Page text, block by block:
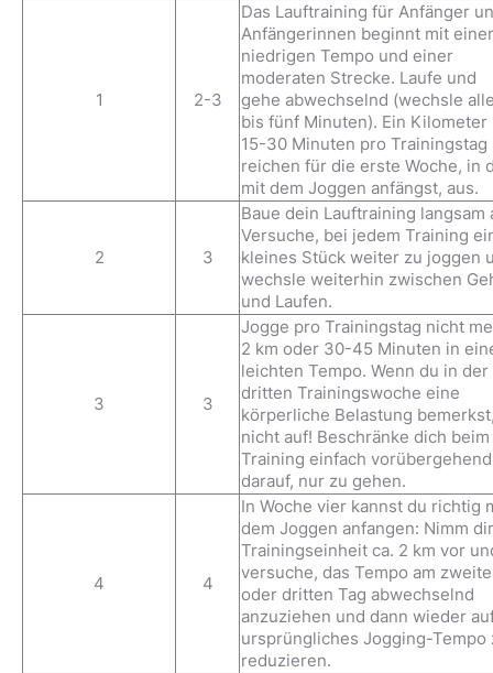
1 2-3
Das Lauftraining für Anfänger
Anfängerinnen beginnt mit
niedrigen Tempo und einer
moderaten Strecke. Laufe und
gehe abwechselnd (wechsle
bis fünf Minuten). Ein Kilometer
15-30 Minuten pro Trainingstag
reichen für die erste Woche, in
mit dem Joggen anfängst, aus.
2 3
Baue dein Lauftraining langsam
Versuche, bei jedem Training
kleines Stück weiter zu joggen
wechsle weiterhin zwischen
und Laufen.
3 3
Jogge pro Trainingstag nicht
2 km oder 30-45 Minuten in
leichten Tempo. Wenn du in der
dritten Trainingswoche eine
körperliche Belastung
nicht auf! Beschränke dich beim
Training einfach vorübergehend
darauf, nur zu gehen.
4 4
In Woche vier kannst du richtig
dem Joggen anfangen: Nimm
Trainingseinheit ca. 2 km vor
versuche, das Tempo am
oder dritten Tag abwechselnd
anzuziehen und dann wieder
ursprüngliches Jogging-Tempo
reduzieren.